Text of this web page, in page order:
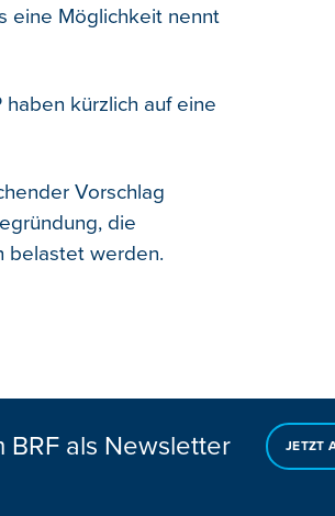
eine Möglichkeit nennt
kürzlich auf eine
Vorschlag
die
belastet werden.
BRF als Newsletter JETZT